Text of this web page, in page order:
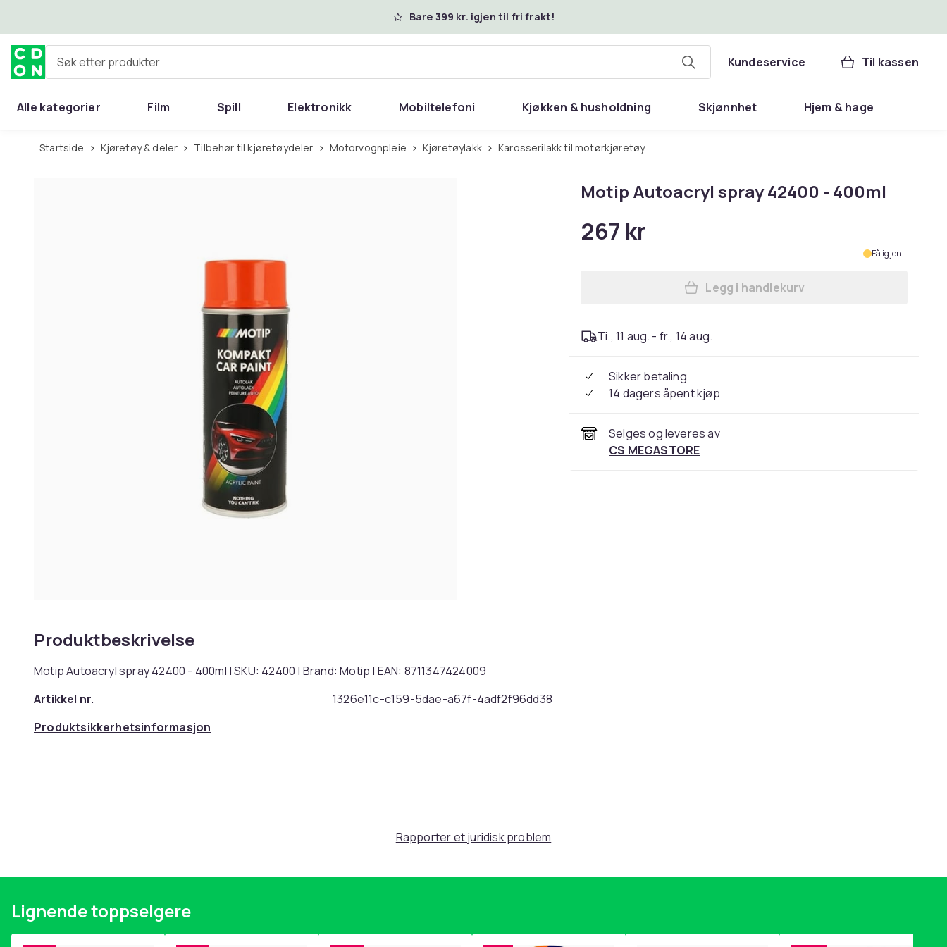
Bare 399 kr. igjen til fri frakt!
Søk etter produkter Kundeservice Til kassen
Alle kategorier Film Spill Elektronikk Mobiltelefoni Kjøkken & husholdning Skjønnhet Hjem & hage
Startside Kjøretøy & deler Tilbehør til kjøretøydeler Motorvognpleie Kjøretøylakk Karosserilakk til motørkjøretøy
Produktbeskrivelse
Motip Autoacryl spray 42400 - 400ml | SKU: 42400 | Brand: Motip | EAN: 8711347424009
Artikkel nr.
1326e11c-c159-5dae-a67f-4adf2f96dd38
Produktsikkerhetsinformasjon
Motip Autoacryl spray 42400 - 400ml
267 kr
Få igjen
Legg Motip Autoacryl spray 42400
Legg i handlekurv
Ti., 11 aug. - fr., 14 aug.
Sikker betaling
14 dagers åpent kjøp
Selges og leveres av
CS MEGASTORE
Rapporter et juridisk problem
Lignende toppselgere